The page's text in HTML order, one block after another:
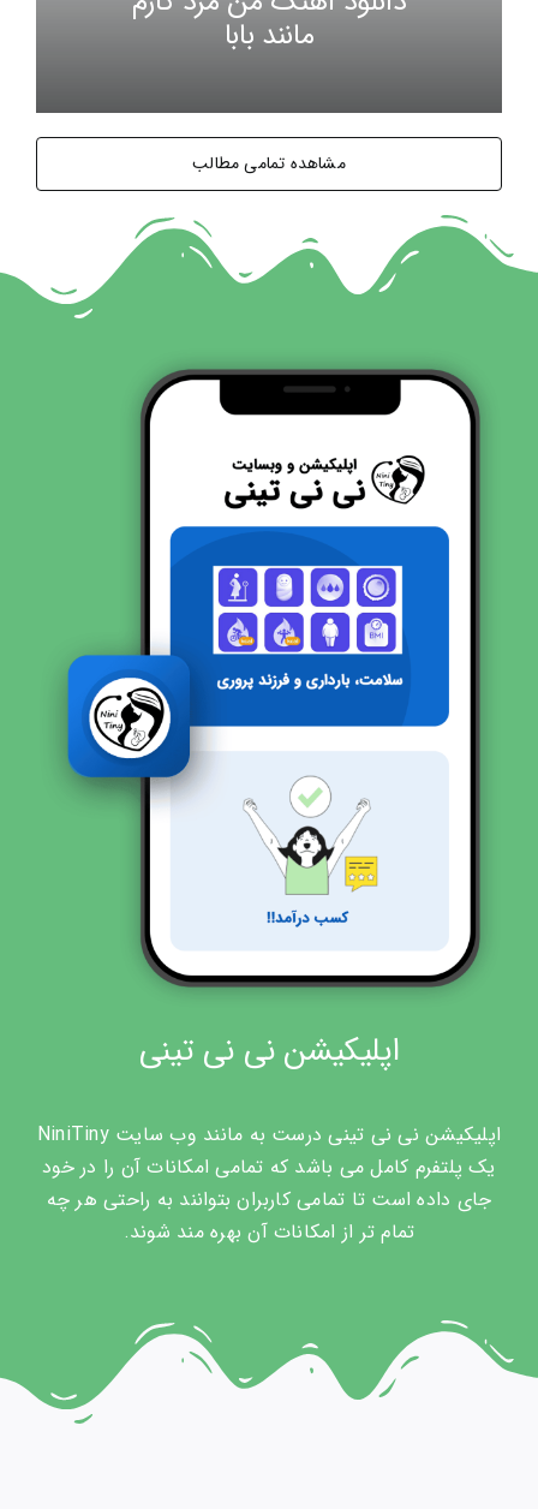
مانند بابا
مشاهده تمامی مطالب
اپلیکیشن نی نی تینی
اپلیکیشن نی نی تینی درست به مانند وب سایت NiniTiny
یک پلتفرم کامل می باشد که تمامی امکانات آن را در خود
جای داده است تا تمامی کاربران بتوانند به راحتی هر چه
تمام تر از امکانات آن بهره مند شوند.